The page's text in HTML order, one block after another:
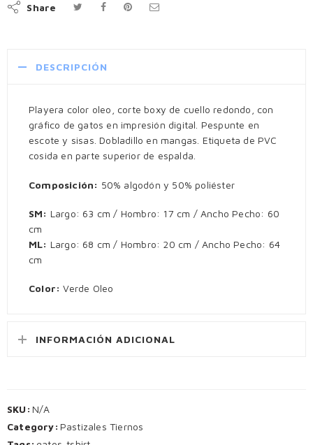
Share
DESCRIPCIÓN
Playera color oleo, corte boxy de cuello redondo, con
gráfico de gatos en impresión digital. Pespunte en
escote y sisas. Dobladillo en mangas. Etiqueta de PVC
cosida en parte superior de espalda.
Composición: 50% algodón y 50% poliéster
SM: Largo: 63 cm / Hombro: 17 cm / Ancho Pecho: 60
cm
ML: Largo: 68 cm / Hombro: 20 cm / Ancho Pecho: 64
cm
Color: Verde Oleo
INFORMACIÓN ADICIONAL
SKU: N/A
Category: Pastizales Tiernos